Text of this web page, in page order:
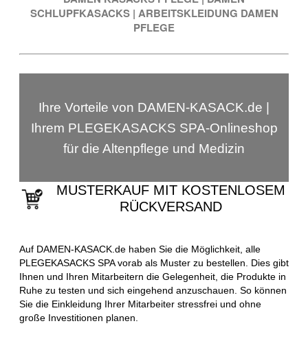
SCHLUPFKASACKS | ARBEITSKLEIDUNG DAMEN
PFLEGE
Ihre Vorteile von DAMEN-KASACK.de |
Ihrem PLEGEKASACKS SPA-Onlineshop
für die Altenpflege und Medizin
MUSTERKAUF MIT KOSTENLOSEM
RÜCKVERSAND
Auf DAMEN-KASACK.de haben Sie die Möglichkeit, alle
PLEGEKASACKS SPA vorab als Muster zu bestellen. Dies gibt
Ihnen und Ihren Mitarbeitern die Gelegenheit, die Produkte in
Ruhe zu testen und sich eingehend anzuschauen. So können
Sie die Einkleidung Ihrer Mitarbeiter stressfrei und ohne
große Investitionen planen.